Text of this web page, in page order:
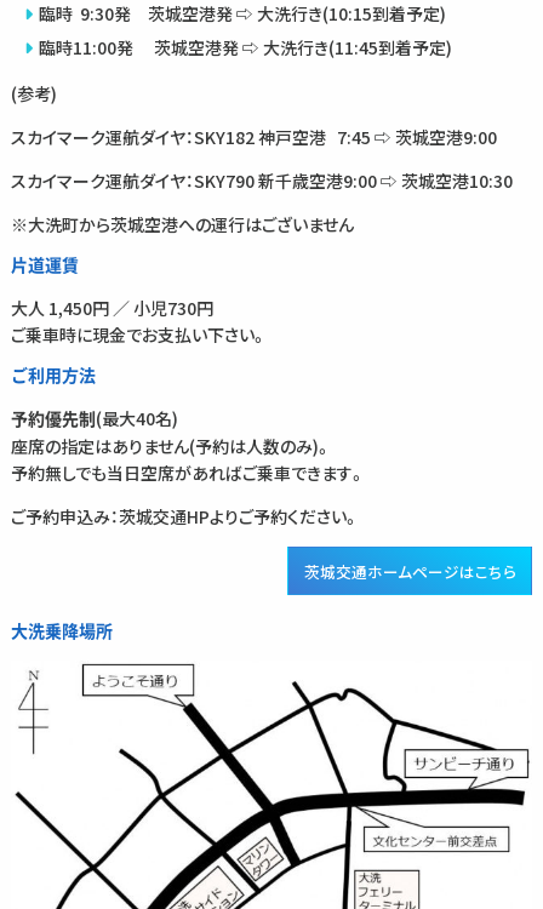
臨時 9:30発 茨城空港発 ⇨ 大洗行き(10:15到着予定)
臨時11:00発 茨城空港発 ⇨ 大洗行き(11:45到着予定)
(参考)
スカイマーク運航ダイヤ：SKY182 神戸空港 7:45 ⇨ 茨城空港9:00
スカイマーク運航ダイヤ：SKY790 新千歳空港9:00 ⇨ 茨城空港10:30
※大洗町から茨城空港への運行はございません
片道運賃
大人 1,450円 ／ 小児730円
ご乗車時に現金でお支払い下さい。
ご利用方法
予約優先制 (最大40名)
座席の指定はありません(予約は人数のみ)。
予約無しでも当日空席があればご乗車できます。
ご予約申込み：茨城交通HPよりご予約ください。
茨城交通ホームページはこちら
大洗乗降場所